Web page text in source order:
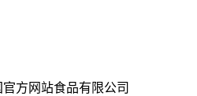
方网站食品有限公司